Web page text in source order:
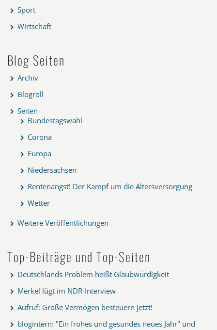
Sport
Wirtschaft
Blog Seiten
Archiv
Blogroll
Seiten
Bundestagswahl
Corona
Europa
Niedersachsen
Rentenangst! Der Kampf um die Altersversorgung
Wetter
Weitere Veröffentlichungen
Top-Beiträge und Top-Seiten
Deutschlands Problem heißt Glaubwürdigkeit
Merkel lügt im NDR-Interview
Aufruf: Große Vermögen besteuern jetzt!
blogintern: "Ein frohes und gesundes neues Jahr" und